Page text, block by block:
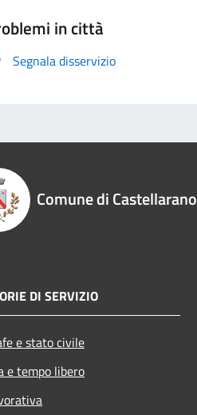
in città
Segnala disservizio
Comune di Castellarano
DI SERVIZIO
e stato civile
e tempo libero